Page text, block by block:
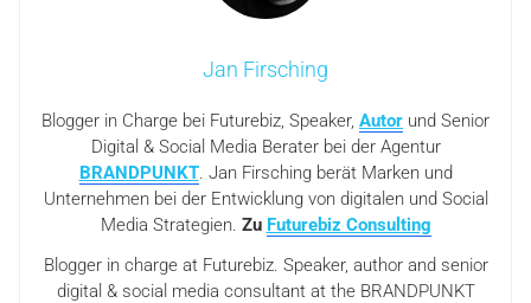
Jan Firsching
Blogger in Charge bei Futurebiz, Speaker, Autor und Senior
Digital & Social Media Berater bei der Agentur
BRANDPUNKT. Jan Firsching berät Marken und
Unternehmen bei der Entwicklung von digitalen und Social
Media Strategien. Zu Futurebiz Consulting
Blogger in charge at Futurebiz. Speaker, author and senior
digital & social media consultant at the BRANDPUNKT